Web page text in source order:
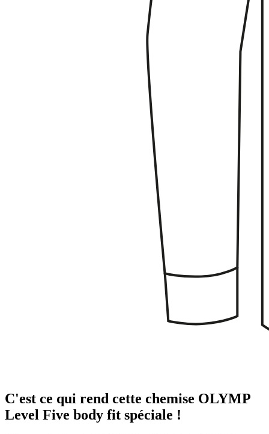
C'est ce qui rend cette chemise OLYMP
Level Five body fit spéciale !